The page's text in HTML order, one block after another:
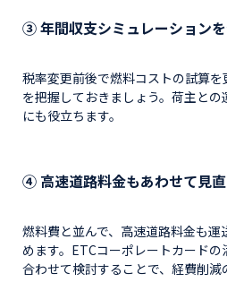
③ 年間収支シミュレーション
税率変更前後で燃料コストの試算
を把握しておきましょう。荷主と
にも役立ちます。
④ 高速道路料金もあわせて見
燃料費と並んで、高速道路料金も
めます。ETCコーポレートカード
合わせて検討することで、経費削